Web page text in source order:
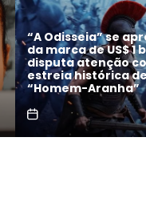
A amizade
revolucionária:
conheça o
videocast da
Filmes!